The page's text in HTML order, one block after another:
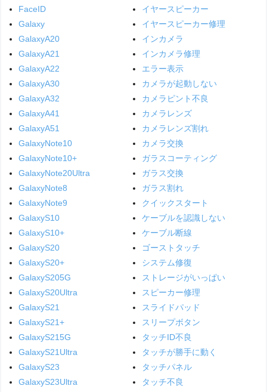
FaceID
Galaxy
GalaxyA20
GalaxyA21
GalaxyA22
GalaxyA30
GalaxyA32
GalaxyA41
GalaxyA51
GalaxyNote10
GalaxyNote10+
GalaxyNote20Ultra
GalaxyNote8
GalaxyNote9
GalaxyS10
GalaxyS10+
GalaxyS20
GalaxyS20+
GalaxyS205G
GalaxyS20Ultra
GalaxyS21
GalaxyS21+
GalaxyS215G
GalaxyS21Ultra
GalaxyS23
GalaxyS23Ultra
イヤースピーカー
イヤースピーカー修理
インカメラ
インカメラ修理
エラー表示
カメラが起動しない
カメラピント不良
カメラレンズ
カメラレンズ割れ
カメラ交換
ガラスコーティング
ガラス交換
ガラス割れ
クイックスタート
ケーブルを認識しない
ケーブル断線
ゴーストタッチ
システム修復
ストレージがいっぱい
スピーカー修理
スライドパッド
スリープボタン
タッチID不良
タッチが勝手に動く
タッチパネル
タッチ不良